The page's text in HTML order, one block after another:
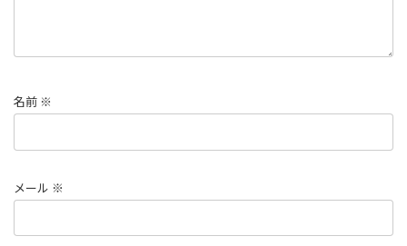
名前 ※
メール ※